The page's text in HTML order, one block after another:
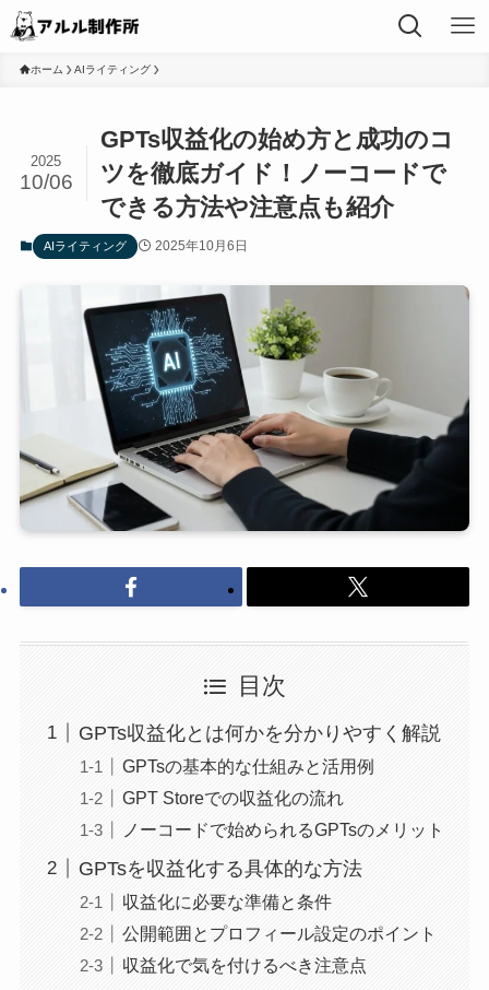
ホーム AIライティング
GPTs収益化の始め方と成功のコ
ツを徹底ガイド！ノーコードで
できる方法や注意点も紹介
2025
10/06
AIライティング 2025年10月6日
目次
GPTs収益化とは何かを分かりやすく解説
GPTsの基本的な仕組みと活用例
GPT Storeでの収益化の流れ
ノーコードで始められるGPTsのメリット
GPTsを収益化する具体的な方法
収益化に必要な準備と条件
公開範囲とプロフィール設定のポイント
収益化で気を付けるべき注意点